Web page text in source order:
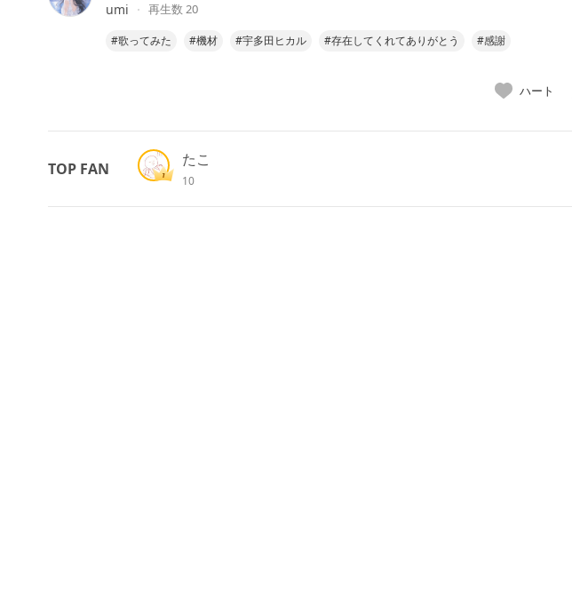
umi 再生数 20
#歌ってみた #機材 #宇多田ヒカル #存在してくれてありがとう #感謝
ハート
TOP FAN
たこ
10